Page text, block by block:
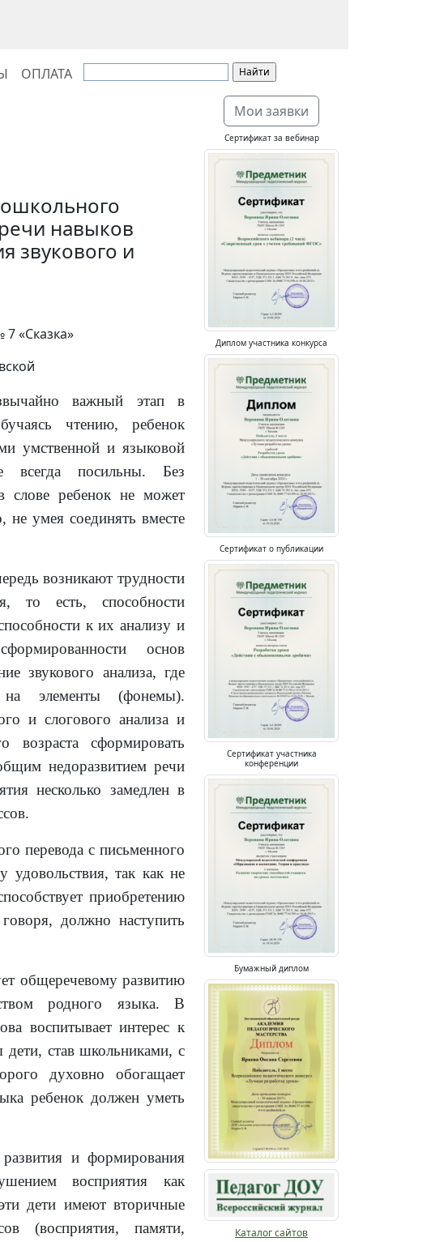
ОПЛАТА
навыков
звукового и
«Сказка»
важный этап в
чтению, ребенок
умственной и языковой
всегда посильны. Без
слове ребенок не может
не умея соединять вместе
возникают трудности
то есть, способности
к их анализу и
основ
звукового анализа, где
на элементы (фонемы).
и слогового анализа и
возраста сформировать
недоразвитием речи
несколько замедлен в
перевода с письменного
удовольствия, так как не
приобретению
должно наступить
общеречевому развитию
родного языка. В
воспитывает интерес к
став школьниками, с
духовно обогащает
ребенок должен уметь
и формирования
восприятия как
дети имеют вторичные
(восприятия, памяти,
Мои заявки
Сертификат за вебинар
Диплом участника конкурса
Сертификат о публикации
Сертификат участника
конференции
Бумажный диплом
Каталог сайтов